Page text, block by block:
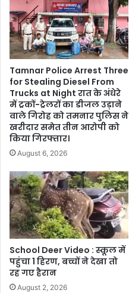
Tamnar Police Arrest Three
for Stealing Diesel From
Trucks at Night रात के अंधेरे
में ट्रकों-ट्रेलरों का डीजल उड़ाने
वाले गिरोह को तमनार पुलिस ने
खरीदार समेत तीन आरोपी को
किया गिरफ्तार।
August 6, 2026
School Deer Video : स्कूल में
पहुंचा 1 हिरण, बच्चों ने देखा तो
रह गए हैरान
August 2, 2026